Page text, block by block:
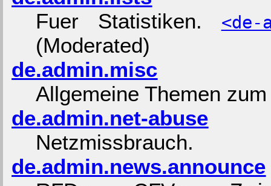
Fuer Statistiken.
<de-
(Moderated)
de.admin.misc
Allgemeine Themen
de.admin.net-abuse
Netzmissbrauch.
de.admin.news.announce